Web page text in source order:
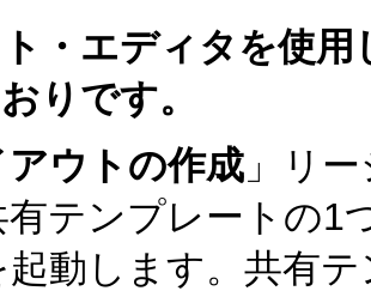
・エディタを使
りです。
アウトの作成 」リ
有テンプレートの1
起動します。共有